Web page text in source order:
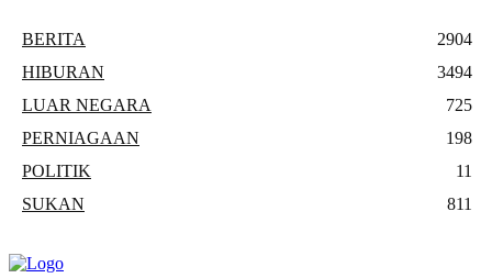
BERITA
2904
HIBURAN
3494
LUAR NEGARA
725
PERNIAGAAN
198
POLITIK
11
SUKAN
811